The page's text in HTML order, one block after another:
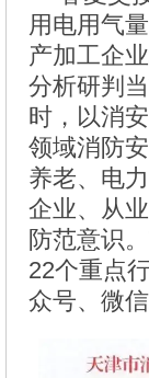
用电用气
产加工企
分析研判
时，以消
领域消防
养老、电
企业、从
防范意识
22个重点
众号、微